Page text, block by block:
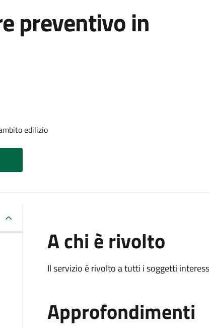
preventivo in
edilizio
A chi è rivolto
Il servizio è rivolto a tutti i soggetti
Approfondimenti